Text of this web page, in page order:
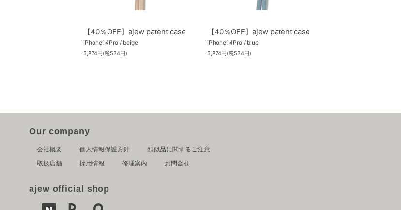
【40％OFF】ajew patent case
iPhone14Pro / beige
5,874円(税534円)
【40％OFF】ajew patent case
iPhone14Pro / blue
5,874円(税534円)
Our company
会社概要 個人情報保護方針
類似品に関するご注意
取扱店舗
採用情報 修理案内 お問合せ
ajew official shop